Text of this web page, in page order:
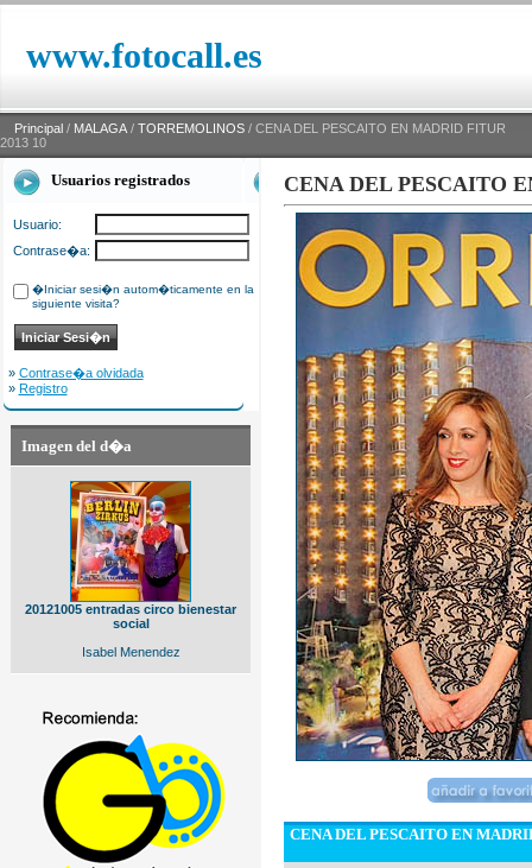
www.fotocall.es
Principal / MALAGA / TORREMOLINOS / CENA DEL PESCAITO EN MADRID FITUR
2013 10
Usuarios registrados
Usuario:
Contrase�a:
�Iniciar sesi�n autom�ticamente en la
siguiente visita?
» Contrase�a olvidada
» Registro
Imagen del d�a
20121005 entradas circo bienestar
social
Isabel Menendez
CENA DEL PESCAITO
CENA DEL PESCAITO EN